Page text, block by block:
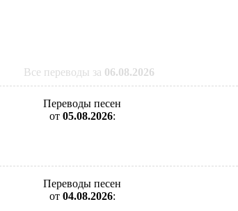
Все переводы за 06.08.2026
Переводы песен
от 05.08.2026:
Переводы песен
от 04.08.2026: